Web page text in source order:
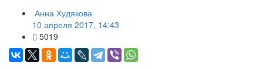
Анна Худякова
10 апреля 2017, 14:43
5019